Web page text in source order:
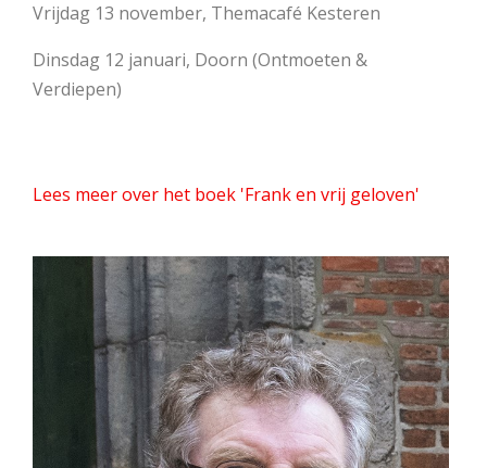
Vrijdag 13 november, Themacafé Kesteren
Dinsdag 12 januari, Doorn (Ontmoeten &
Verdiepen)
Lees meer over het boek 'Frank en vrij geloven'